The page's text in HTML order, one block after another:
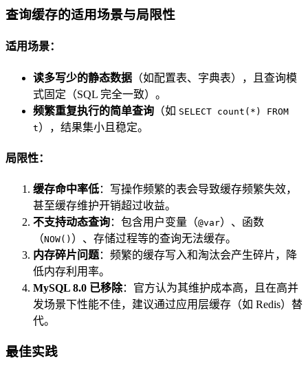
查询缓存的适用场景与局限性
适用场景：
读多写少的静态数据 （如配置表、字典表），且查询模
式固定（SQL 完全一致）。
频繁重复执行的简单查询 （如 SELECT count(*) FROM
t），结果集小且稳定。
局限性：
缓存命中率低：写操作频繁的表会导致缓存频繁失效，
甚至缓存维护开销超过收益。
不支持动态查询：包含用户变量（@var）、函数
（NOW() ）、存储过程等的查询无法缓存。
内存碎片问题：频繁的缓存写入和淘汰会产生碎片，降
低内存利用率。
MySQL 8.0 已移除：官方认为其维护成本高，且在高并
发场景下性能不佳，建议通过应用层缓存（如 Redis）替
代。
最佳实践